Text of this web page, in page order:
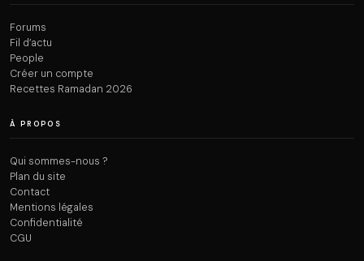
Forums
Fil d’actu
People
Créer un compte
Recettes Ramadan 2026
À PROPOS
Qui sommes-nous ?
Plan du site
Contact
Mentions légales
Confidentialité
CGU